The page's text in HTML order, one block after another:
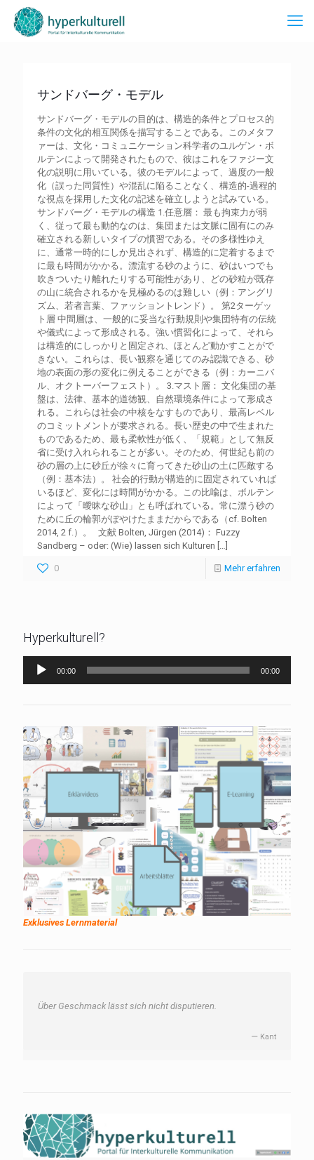
サンドバーグ・モデル
サンドバーグ・モデルの目的は、構造的条件とプロセス的
条件の文化的相互関係を描写することである。このメタフ
ァーは、文化・コミュニケーション科学者のユルゲン・ボ
ルテンによって開発されたもので、彼はこれをファジー文
化の説明に用いている。彼のモデルによって、過度の一般
化（誤った同質性）や混乱に陥ることなく、構造的-過程的
な視点を採用した文化の記述を確立しようと試みている。
サンドバーグ・モデルの構造 1.任意層： 最も拘束力が弱
く、従って最も動的なのは、集団または文脈に固有にのみ
確立される新しいタイプの慣習である。その多様性ゆえ
に、通常一時的にしか見出されず、構造的に定着するまで
に最も時間がかかる。漂流する砂のように、砂はいつでも
吹きついたり離れたりする可能性があり、どの砂粒が既存
の山に統合されるかを見極めるのは難しい（例：アングリ
ズム、若者言葉、ファッショントレンド）。 第2ターゲッ
ト層 中間層は、一般的に妥当な行動規則や集団特有の伝統
や儀式によって形成される。強い慣習化によって、それら
は構造的にしっかりと固定され、ほとんど動かすことがで
きない。これらは、長い観察を通じてのみ認識できる、砂
地の表面の形の変化に例えることができる（例：カーニバ
ル、オクトーバーフェスト）。 3.マスト層： 文化集団の基
盤は、法律、基本的道徳観、自然環境条件によって形成さ
れる。これらは社会の中核をなすものであり、最高レベル
のコミットメントが要求される。長い歴史の中で生まれた
ものであるため、最も柔軟性が低く、「規範」として無反
省に受け入れられることが多い。そのため、何世紀も前の
砂の層の上に砂丘が徐々に育ってきた砂山の土に匹敵する
（例：基本法）。 社会的行動が構造的に固定されていれば
いるほど、変化には時間がかかる。この比喩は、ボルテン
によって「曖昧な砂山」とも呼ばれている。常に漂う砂の
ために丘の輪郭がぼやけたままだからである（cf. Bolten
2014, 2 f.）。 文献 Bolten, Jürgen (2014)： Fuzzy
Sandberg – oder: (Wie) lassen sich Kulturen […]
0 Mehr erfahren
Hyperkulturell?
Audio-
Player
00:00 00:00
Exklusives Lernmaterial
Über Geschmack lässt sich nicht disputieren.
— Kant